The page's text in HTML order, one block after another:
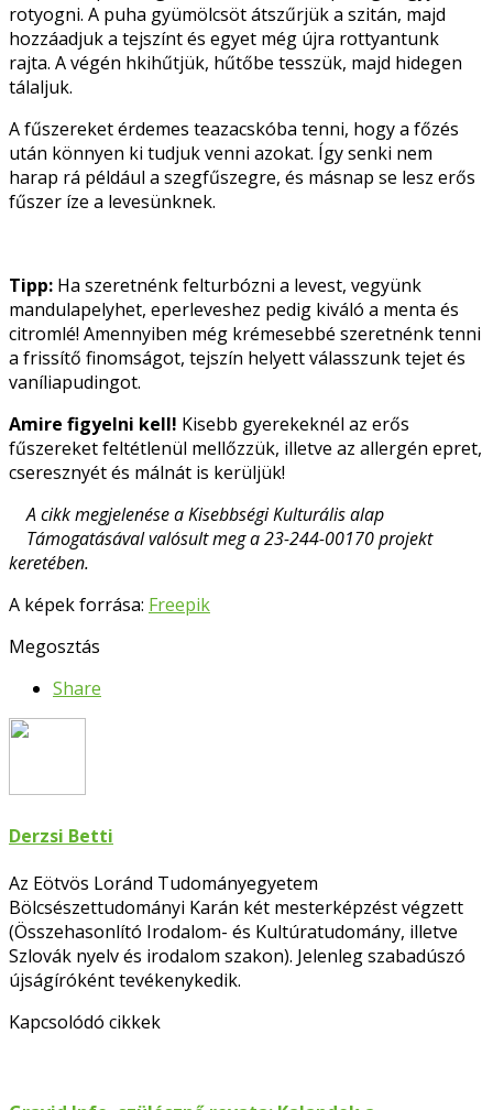
rotyogni. A puha gyümölcsöt átszűrjük a szitán, majd
hozzáadjuk a tejszínt és egyet még újra rottyantunk
rajta. A végén hkihűtjük, hűtőbe tesszük, majd hidegen
tálaljuk.
A fűszereket érdemes teazacskóba tenni, hogy a főzés
után könnyen ki tudjuk venni azokat. Így senki nem
harap rá például a szegfűszegre, és másnap se lesz erős
fűszer íze a levesünknek.
Tipp: Ha szeretnénk felturbózni a levest, vegyünk
mandulapelyhet, eperleveshez pedig kiváló a menta és
citromlé! Amennyiben még krémesebbé szeretnénk tenni
a frissítő finomságot, tejszín helyett válasszunk tejet és
vaníliapudingot.
Amire figyelni kell! Kisebb gyerekeknél az erős
fűszereket feltétlenül mellőzzük, illetve az allergén epret,
cseresznyét és málnát is kerüljük!
A cikk megjelenése a Kisebbségi Kulturális alap
Támogatásával valósult meg a 23-244-00170 projekt
keretében.
A képek forrása: Freepik
Megosztás
Share
Derzsi Betti
Az Eötvös Loránd Tudományegyetem
Bölcsészettudományi Karán két mesterképzést végzett
(Összehasonlító Irodalom- és Kultúratudomány, illetve
Szlovák nyelv és irodalom szakon). Jelenleg szabadúszó
újságíróként tevékenykedik.
Kapcsolódó cikkek